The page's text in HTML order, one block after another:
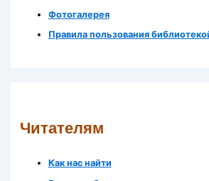
Фотогалерея
Правила пользования
Читателям
Как нас найти